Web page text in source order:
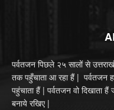
पर्वतजन पिछले २५ सालों से
तक पहुँचाता आ रहा हैं | पर्वतजन
पहुंचाता हैं | पर्वतजन वो दिखाता
बनाये रखिए |